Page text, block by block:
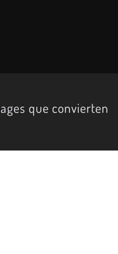
que convierten